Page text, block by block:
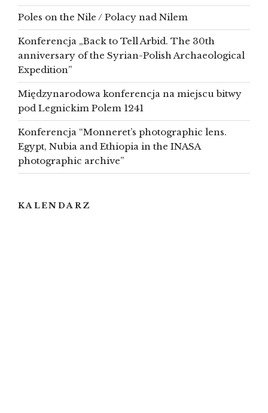
Poles on the Nile / Polacy nad Nilem
Konferencja „Back to Tell Arbid. The 30th
anniversary of the Syrian-Polish Archaeological
Expedition”
Międzynarodowa konferencja na miejscu bitwy
pod Legnickim Polem 1241
Konferencja “Monneret’s photographic lens.
Egypt, Nubia and Ethiopia in the INASA
photographic archive”
KALENDARZ